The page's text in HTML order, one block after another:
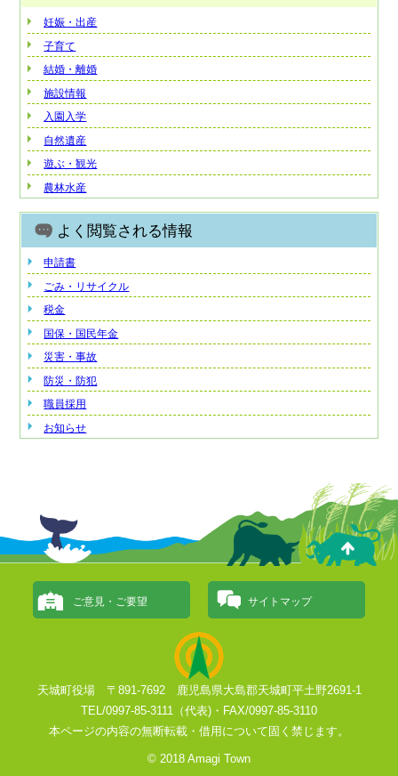
妊娠・出産
子育て
結婚・離婚
施設情報
入園入学
自然遺産
遊ぶ・観光
農林水産
よく閲覧される情報
申請書
ごみ・リサイクル
税金
国保・国民年金
災害・事故
防災・防犯
職員採用
お知らせ
ご意見・ご要望 サイトマップ
天城町役場 〒891-7692 鹿児島県大島郡天城町平土野2691-1
TEL/0997-85-3111（代表)・FAX/0997-85-3110
本ページの内容の無断転載・借用について固く禁じます。
© 2018 Amagi Town